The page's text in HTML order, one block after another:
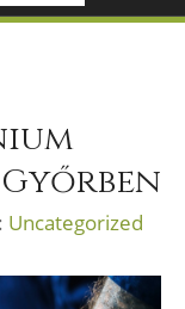
Uncategorized